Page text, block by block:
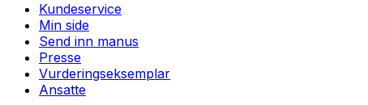
Kundeservice
Min side
Send inn manus
Presse
Vurderingseksemplar
Ansatte